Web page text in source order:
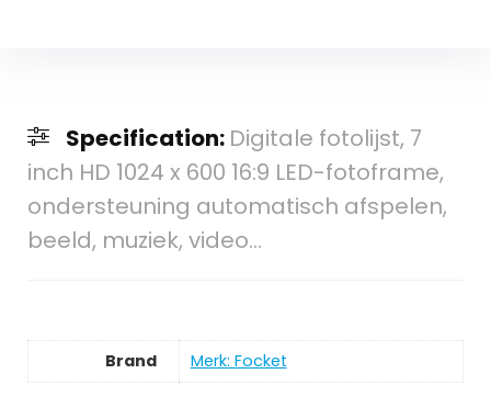
Specification: Digitale fotolijst, 7
inch HD 1024 x 600 16:9 LED-fotoframe,
ondersteuning automatisch afspelen,
beeld, muziek, video…
Brand Merk: Focket